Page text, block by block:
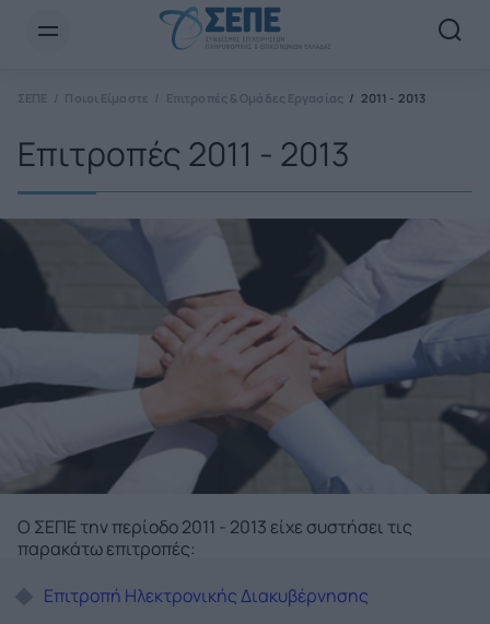
ΣΕΠΕ Ποιοι Είμαστε Επιτροπές & Ομάδες Εργασίας 2011 - 2013
Επιτροπές 2011 - 2013
Ο ΣΕΠΕ την περίοδο 2011 - 2013 είχε συστήσει τις
παρακάτω επιτροπές:
Επιτροπή Ηλεκτρονικής Διακυβέρνησης
Newsletter Email*